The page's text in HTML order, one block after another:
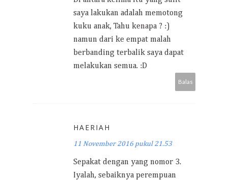
saya lakukan adalah memotong
kuku anak, Tahu kenapa ? :)
namun dari ke empat malah
berbanding terbalik saya dapat
melakukan semua. :D
Balas
HAERIAH
11 November 2016 pukul 21.53
Sepakat dengan yang nomor 3.
Iyalah, sebaiknya perempuan